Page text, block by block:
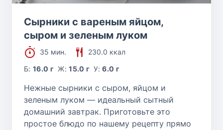
Сырники с вареным яйцом,
сыром и зеленым луком
35 мин.
230.0 ккал
Б:16.0 г Ж:15.0 г У:6.0 г
Нежные сырники с сыром, яйцом и
зеленым луком — идеальный сытный
домашний завтрак. Приготовьте это
простое блюдо по нашему рецепту прямо